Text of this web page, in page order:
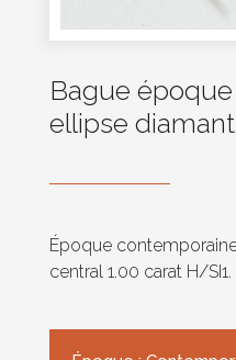
Bague
ellipse
Époque
central 1.00 carat H/SI1.